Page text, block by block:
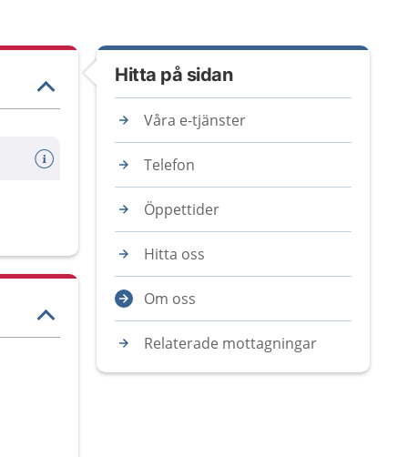
Hitta på sidan
Våra e-tjänster
Telefon
Öppettider
Hitta oss
Om oss
Relaterade mottagningar